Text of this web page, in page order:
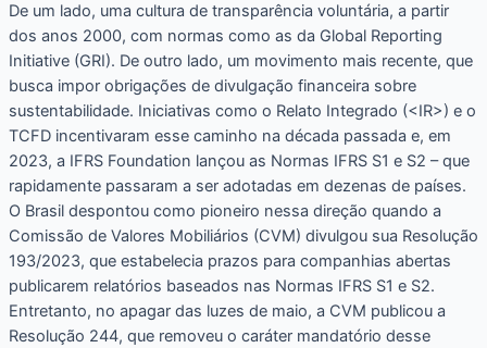
De um lado, uma cultura de transparência voluntária, a partir
dos anos 2000, com normas como as da Global Reporting
Initiative (GRI). De outro lado, um movimento mais recente, que
busca impor obrigações de divulgação financeira sobre
sustentabilidade. Iniciativas como o Relato Integrado (<IR>) e o
TCFD incentivaram esse caminho na década passada e, em
2023, a IFRS Foundation lançou as Normas IFRS S1 e S2 – que
rapidamente passaram a ser adotadas em dezenas de países.
O Brasil despontou como pioneiro nessa direção quando a
Comissão de Valores Mobiliários (CVM) divulgou sua Resolução
193/2023, que estabelecia prazos para companhias abertas
publicarem relatórios baseados nas Normas IFRS S1 e S2.
Entretanto, no apagar das luzes de maio, a CVM publicou a
Resolução 244, que removeu o caráter mandatório desse